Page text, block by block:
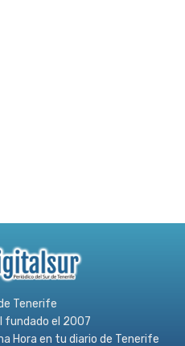
Tenerife
fundado el 2007
Hora en tu diario de Tenerife